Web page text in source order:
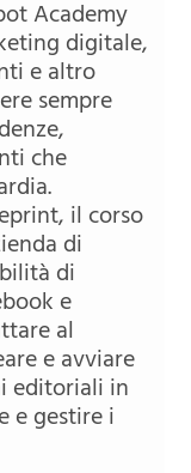
Academy
digitale,
e altro
sempre
che
il corso
di
di
e
al
e avviare
editoriali in
e gestire i